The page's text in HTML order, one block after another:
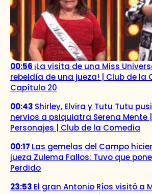
00:56 ¡La visita de una Miss
rebeldía de una jueza! | Club de la
Capítulo 20
00:43 Shirley, Elvira y Tutu Tutu
nervios a psiquiatra Serena Mente
Personajes | Club de la Comedia
00:17 Las gemelas del Campo
jueza Zulema Fallos: Tuvo que
Perdido
23:53 El gran Antonio Ríos visitó a